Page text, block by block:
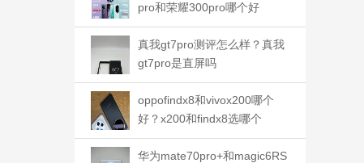
pro和荣耀300pro哪个好
真我gt7pro测评怎么样？真我
gt7pro是直屏吗
oppofindx8和vivox200哪个
好？x200和findx8选哪个
华为mate70pro+和magic6RS